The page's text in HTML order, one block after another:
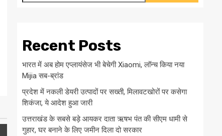
Recent Posts
भारत में अब होम एप्लायंसेज भी बेचेगी Xiaomi, लॉन्च किया नया
Mijia सब-ब्रांड
प्रदेश में नकली डेयरी उत्पादों पर सख्ती, मिलावटखोरों पर कसेगा
शिकंजा, ये आदेश हुआ जारी
उत्तराखंड के सबसे बड़े आयकर दाता ऋषभ पंत की सीएम धामी से
गुहार, घर बनाने के लिए जमीन दिला दो सरकार